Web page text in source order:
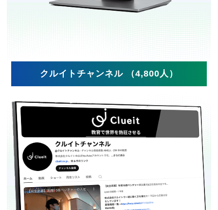
クルイトチャンネル （4,800人）